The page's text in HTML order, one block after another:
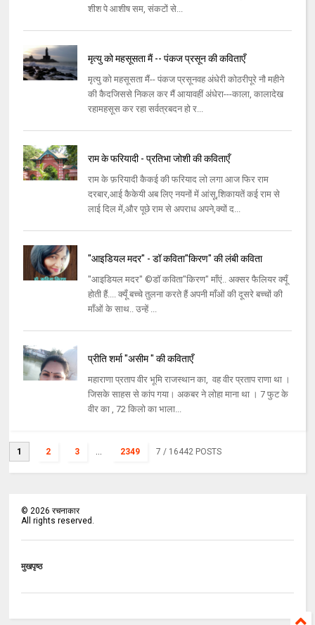
शीश पे आशीष सम, संकटों से...
मृत्यु को महसूसता मैं -- पंकज प्रसून की कविताएँ
मृत्यु को महसूसता मैं-- पंकज प्रसूनवह अंधेरी कोठरीपूरे नौ महीने
की कैदजिससे निकल कर मैं आयावहीं अंधेरा---काला, कालादेख
रहामहसूस कर रहा सर्वत्रबदन हो र...
राम के फरियादी - प्रतिभा जोशी की कविताएँ
राम के फ़रियादी कैकई की फरियाद लो लगा आज फिर राम
दरबार,आई कैकेयी अब लिए नयनों में आंसू,शिकायतें कई राम से
लाई दिल में,और पूछे राम से अपराध अपने,क्यों द...
"आइडियल मदर" - डॉ कविता"किरण" की लंबी कविता
"आइडियल मदर" ©डॉ कविता"किरण" माँएं.. अक्सर फैलियर क्यूँ
होती हैं.... क्यूँ बच्चे तुलना करते हैं अपनी माँओं की दूसरे बच्चों की
माँओं के साथ.. उन्हें ...
प्रीति शर्मा "असीम " की कविताएँ
महाराणा प्रताप वीर भूमि राजस्थान का, वह वीर प्रताप राणा था ।
जिसके साहस से कांप गया। अकबर ने लोहा माना था । 7 फुट के
वीर का , 72 किलो का भाला...
1 2 3 2349 7 / 16442 POSTS
© 2026 रचनाकार
All rights reserved.
मुखपृष्ठ